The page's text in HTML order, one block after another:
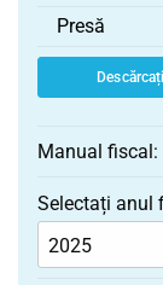
Presă
Manual fiscal:
Selectați anul